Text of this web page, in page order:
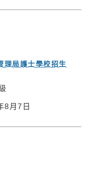
局護士學校招生
8月7日